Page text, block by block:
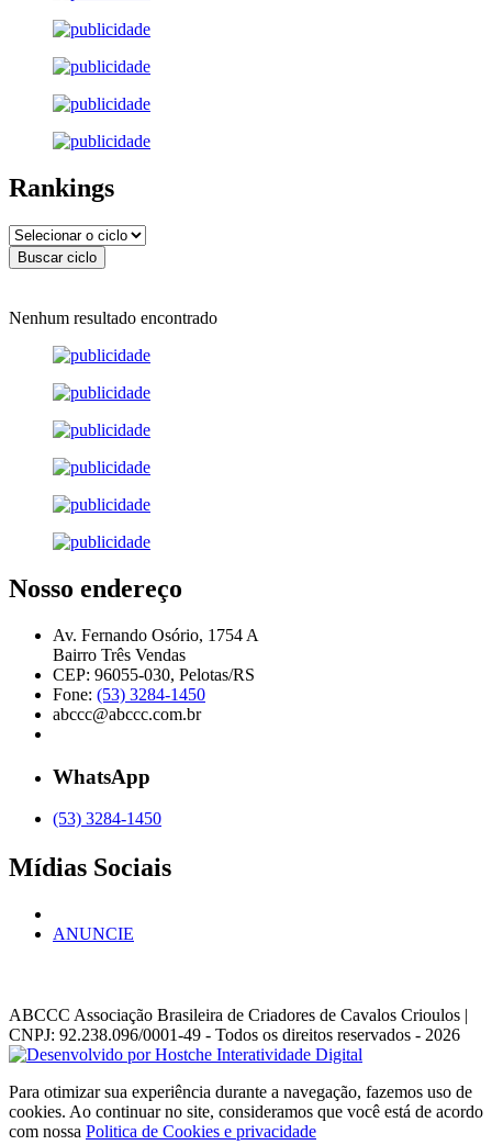
Rankings
Nenhum resultado encontrado
Nosso endereço
Av. Fernando Osório, 1754 A
Bairro Três Vendas
CEP: 96055-030, Pelotas/RS
Fone: (53) 3284-1450
abccc@abccc.com.br
WhatsApp
(53) 3284-1450
Mídias Sociais
ANUNCIE
ABCCC Associação Brasileira de Criadores de Cavalos Crioulos |
CNPJ: 92.238.096/0001-49 - Todos os direitos reservados - 2026
Para otimizar sua experiência durante a navegação, fazemos uso de
cookies. Ao continuar no site, consideramos que você está de acordo
com nossa Politica de Cookies e privacidade